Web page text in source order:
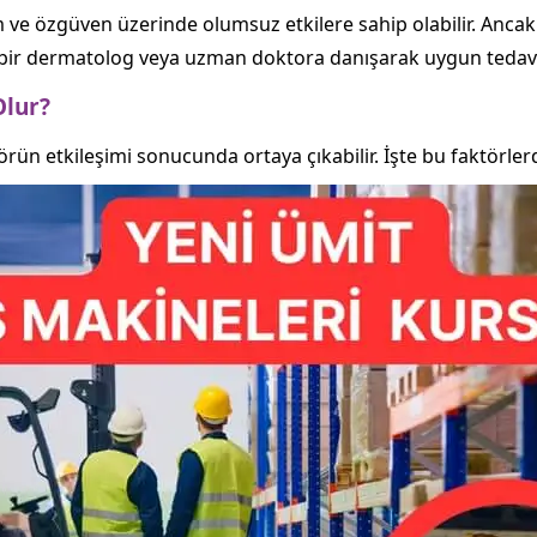
özgüven üzerinde olumsuz etkilere sahip olabilir.
dermatolog veya uzman doktora danışarak uygun
etkileşimi sonucunda ortaya çıkabilir. İşte bu